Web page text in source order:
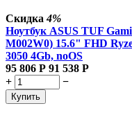
Скидка4%
Ноутбук ASUS TUF
M002W0) 15.6" FHD
3050 4Gb, noOS
95 806 Р 91 538 Р
+
−
Купить